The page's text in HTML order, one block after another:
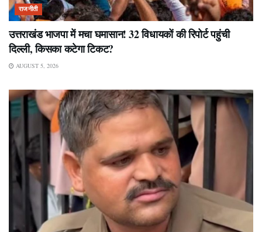
राजनीती
उत्तराखंड भाजपा में मचा घमासान! 32 विधायकों की रिपोर्ट पहुंची
दिल्ली, किसका कटेगा टिकट?
AUGUST 5, 2026